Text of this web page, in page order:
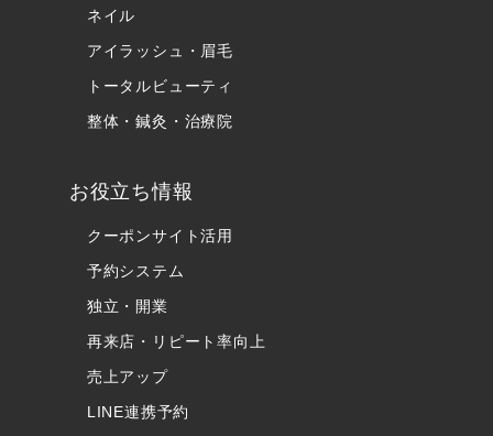
ネイル
アイラッシュ・眉毛
トータルビューティ
整体・鍼灸・治療院
お役立ち情報
クーポンサイト活用
予約システム
独立・開業
再来店・リピート率向上
売上アップ
LINE連携予約